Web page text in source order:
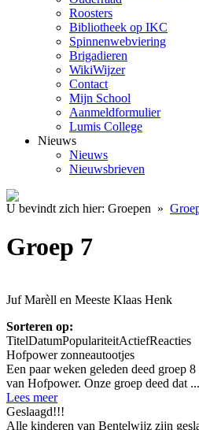
Roosters
Bibliotheek op IKC
Spinnenwebviering
Brigadieren
WikiWijzer
Contact
Mijn School
Aanmeldformulier
Lumis College
Nieuws
Nieuws
Nieuwsbrieven
U bevindt zich hier: Groepen »
Groep 7
Juf Marèll en Meeste Klaas Henk
Sorteren op:
TitelDatumPopulariteitActiefReacties
Hofpower zonneautootjes
Een paar weken geleden deed groep
van Hofpower. Onze groep deed dat ...
Lees meer
Geslaagd!!!
Alle kinderen van Bentelwijz zijn